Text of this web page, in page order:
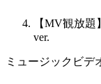
【MV観放題
ver.
ミュージックビデ